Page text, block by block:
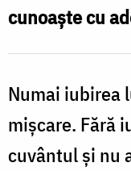
cunoaște cu
Numai iubirea
mişcare. Fără
cuvântul şi nu